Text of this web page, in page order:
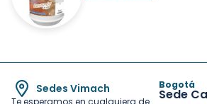
Sedes Vimach Bogotá
Sede